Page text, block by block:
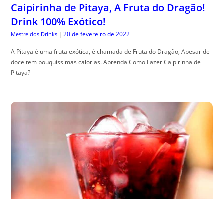
Caipirinha de Pitaya, A Fruta do Dragão!
Drink 100% Exótico!
Mestre dos Drinks | 20 de fevereiro de 2022
A Pitaya é uma fruta exótica, é chamada de Fruta do Dragão, Apesar de
doce tem pouquíssimas calorias. Aprenda Como Fazer Caipirinha de
Pitaya?